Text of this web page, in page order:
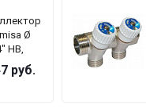
Ø
НВ,
1/2", 2
руб.